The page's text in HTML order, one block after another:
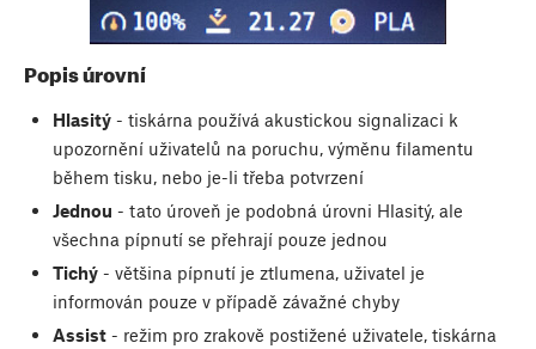
Popis úrovní
Hlasitý- tiskárna používá akustickou signalizaci k
upozornění uživatelů na poruchu, výměnu filamentu
během tisku, nebo je-li třeba potvrzení
Jednou - tato úroveň je podobná úrovni Hlasitý, ale
všechna pípnutí se přehrají pouze jednou
Tichý- většina pípnutí je ztlumena, uživatel je
informován pouze v případě závažné chyby
Assist- režim pro zrakově postižené uživatele, tiskárna